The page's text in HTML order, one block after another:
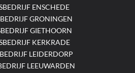
ENSCHEDE
GRONINGEN
GIETHOORN
KERKRADE
LEIDERDORP
LEEUWARDEN